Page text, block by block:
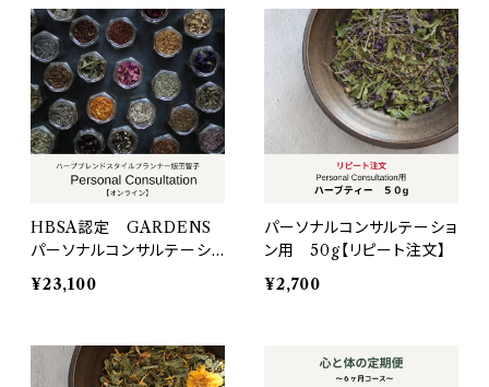
HBSA認定 GARDENS
パーソナルコンサルテーショ
ン【オンライン】
¥23,100
パーソナルコンサルテーショ
ン用 50g【リピート注文】
¥2,700